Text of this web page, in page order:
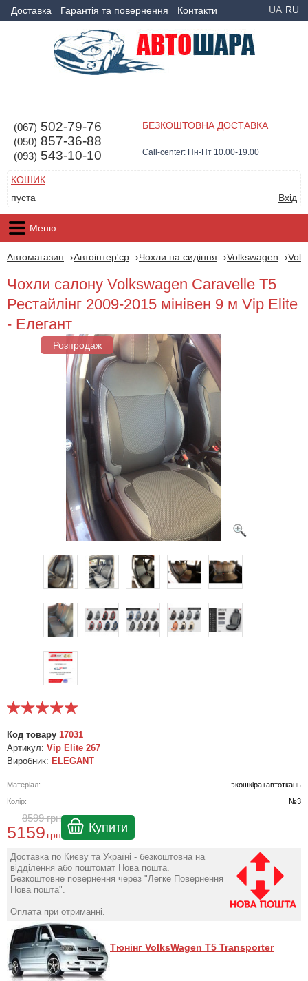
Доставка Гарантія та повернення Контакти UA RU
(067) 502-79-76
(050) 857-36-88
(093) 543-10-10
БЕЗКОШТОВНА ДОСТАВКА
Call-center: Пн-Пт 10.00-19.00
КОШИК
пуста
Вхід
Меню
Автомагазин Автоінтер'єр Чохли на сидіння Volkswagen
Розпродаж
Чохли салону Volkswagen Caravelle T5
Рестайлінг 2009-2015 мінівен 9 м Vip Elite
- Елегант
Код товару 17031
Артикул: Vip Elite 267
Виробник: ELEGANT
Матеріал:
экошкіра+автоткань
Колір:
№3
8599грн
5159 грн
Купити
Доставка по Києву та Україні - безкоштовна на
відділення або поштомат Нова пошта.
Безкоштовне повернення через "Легке Повернення
Нова пошта".
Оплата при отриманні.
Тюнінг VolksWagen T5 Transporter